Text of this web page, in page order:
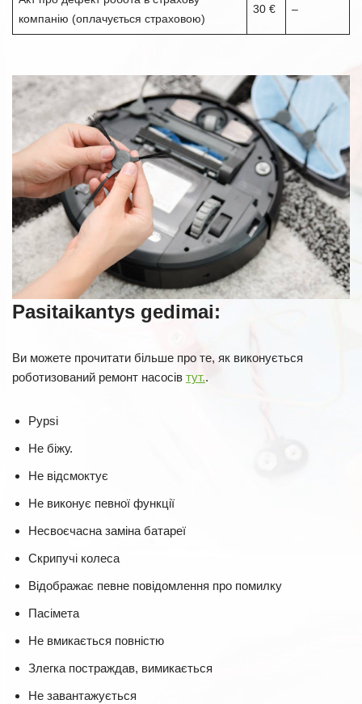
компанію (оплачується страховою)
30 € –
Pasitaikantys gedimai:
Ви можете прочитати більше про те, як виконується
роботизований ремонт насосів тут..
Pypsi
Не біжу.
Не відсмоктує
Не виконує певної функції
Несвоєчасна заміна батареї
Скрипучі колеса
Відображає певне повідомлення про помилку
Пасімета
Не вмикається повністю
Злегка постраждав, вимикається
Не завантажується